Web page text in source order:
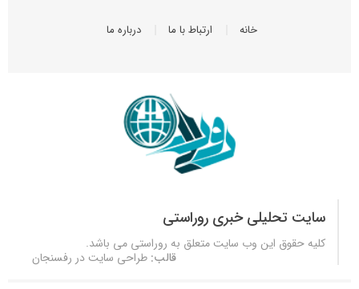
خانه ارتباط با ما درباره ما
سایت تحلیلی خبری روراستی
کلیه حقوق این وب سایت متعلق به روراستی می باشد.
قالب: طراحی سایت در رفسنجان